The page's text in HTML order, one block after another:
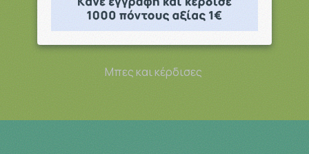
Point system
Μπες και κέρδισες